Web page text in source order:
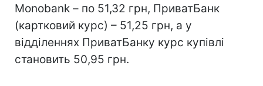
Monobank – по 51,32 грн, ПриватБанк
(картковий курс) – 51,25 грн, а у
відділеннях ПриватБанку курс купівлі
становить 50,95 грн.